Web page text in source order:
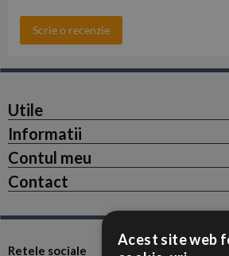
Scrie o recenzie
Utile
Informatii
Contul meu
Contact
Retele sociale
Acest site web